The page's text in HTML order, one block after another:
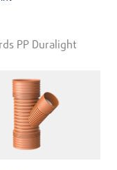
PP Duralight